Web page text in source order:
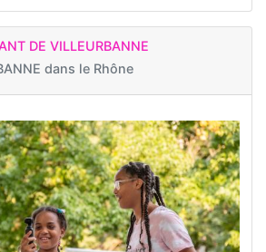
DE VILLEURBANNE
dans le Rhône